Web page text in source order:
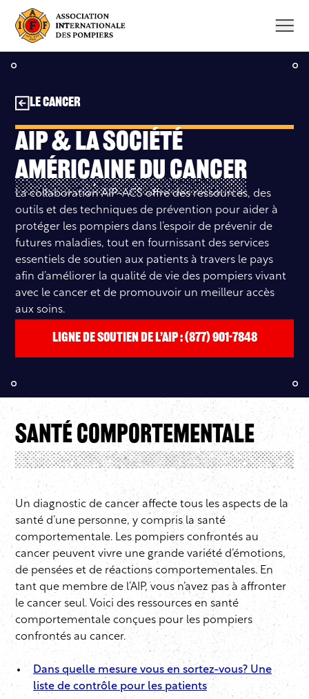
contenu
AIP & La Société
américaine du cancer
La collaboration AIP-ACS offre des ressources, des
outils et des techniques de prévention pour aider à
protéger les pompiers dans l’espoir de prévenir de
futures maladies, tout en fournissant des services
essentiels de soutien aux patients à travers le pays
afin d’améliorer la qualité de vie des pompiers vivant
avec le cancer et de promouvoir un meilleur accès
aux soins.
Ligne de soutien de l’AIP : (877) 901-7848
Le cancer
Santé comportementale
Un diagnostic de cancer affecte tous les aspects de la
santé d’une personne, y compris la santé
comportementale. Les pompiers confrontés au
cancer peuvent vivre une grande variété d’émotions,
de pensées et de réactions comportementales. En
tant que membre de l’AIP, vous n’avez pas à affronter
le cancer seul. Voici des ressources en santé
comportementale conçues pour les pompiers
confrontés au cancer.
Dans quelle mesure vous en sortez-vous? Une
liste de contrôle pour les patients